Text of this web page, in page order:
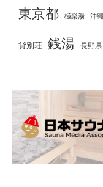
東京都 極楽湯 沖縄
貸別荘 銭湯 長野県